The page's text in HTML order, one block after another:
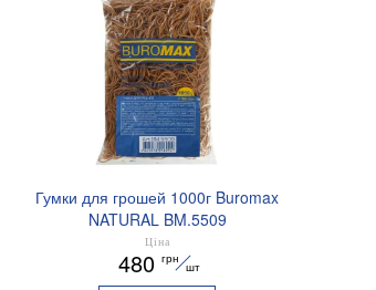
Гумки для грошей 1000г Buromax
NATURAL BM.5509
Ціна
480 грн
шт